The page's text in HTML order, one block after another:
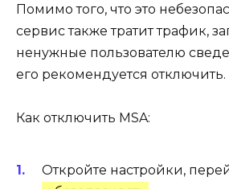
Помимо того, что это
сервис также тратит трафик,
ненужные пользователю
его рекомендуется отключить.
Как отключить MSA:
Откройте настройки,